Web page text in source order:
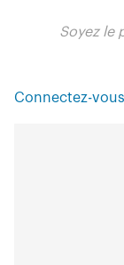
Soyez le
Connectez-vous